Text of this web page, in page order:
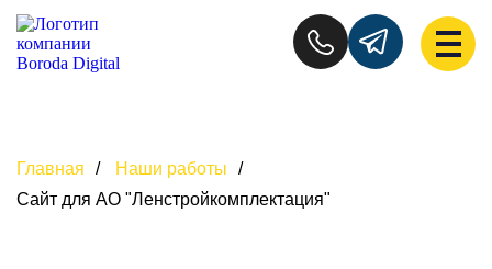
Главная / Наши работы
/
Сайт для АО "Ленстройкомплектация"